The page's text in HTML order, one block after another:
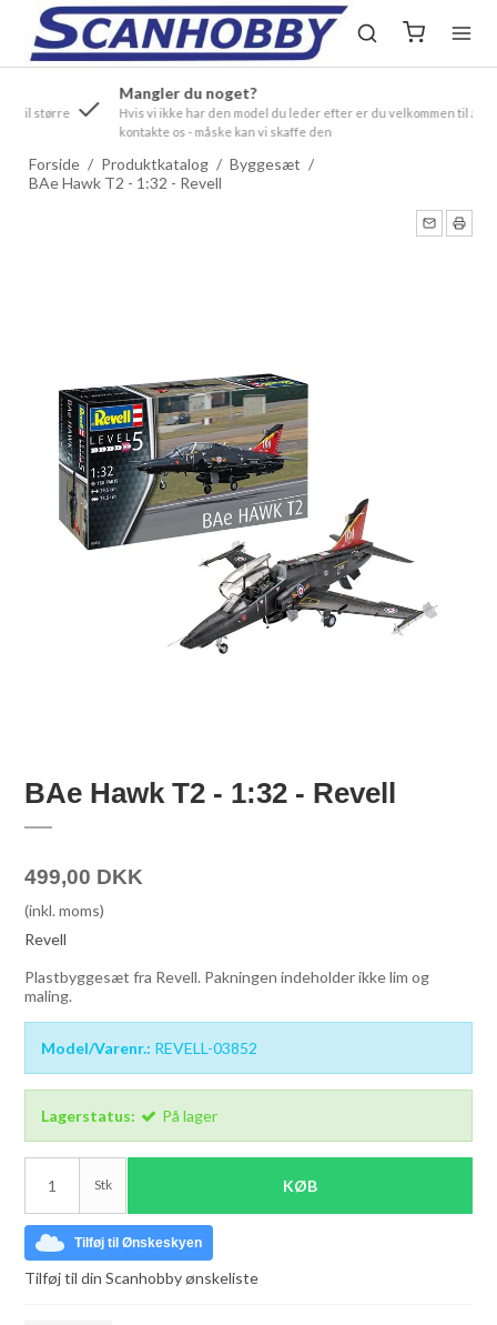
Mangler du noget?
Hvis vi ikke har den model du leder efter er du velkommen til at
kontakte os - måske kan vi skaffe den
Forside / Produktkatalog / Byggesæt /
BAe Hawk T2 - 1:32 - Revell
BAe Hawk T2 - 1:32 - Revell
499,00 DKK
(inkl. moms)
Revell
Plastbyggesæt fra Revell. Pakningen indeholder ikke lim og
maling.
Model/Varenr.: REVELL-03852
Lagerstatus: På lager
Stk KØB
Tilføj til Ønskeskyen
Tilføj til din Scanhobby ønskeliste